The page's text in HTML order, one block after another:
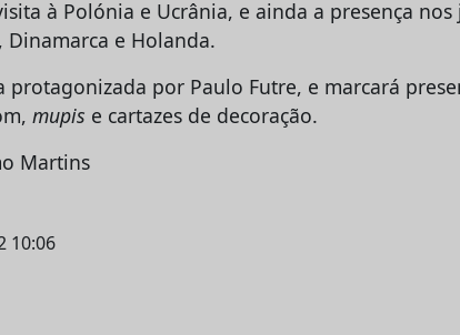
à Polónia e Ucrânia, e ainda a presença
e Holanda.
protagonizada por Paulo Futre, e marcará
mupis e cartazes de decoração.
Martins
10:06